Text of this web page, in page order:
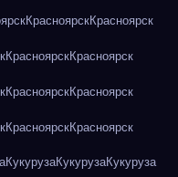
КрасноярскКрасноярск
КрасноярскКрасноярск
КрасноярскКрасноярск
КрасноярскКрасноярск
КукурузаКукурузаКукуруза